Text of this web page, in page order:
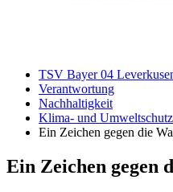
TSV Bayer 04
Verantwortung
Nachhaltigkeit
Klima- und Umweltschutz
Ein Zeichen gegen die
Ein Zeichen gegen